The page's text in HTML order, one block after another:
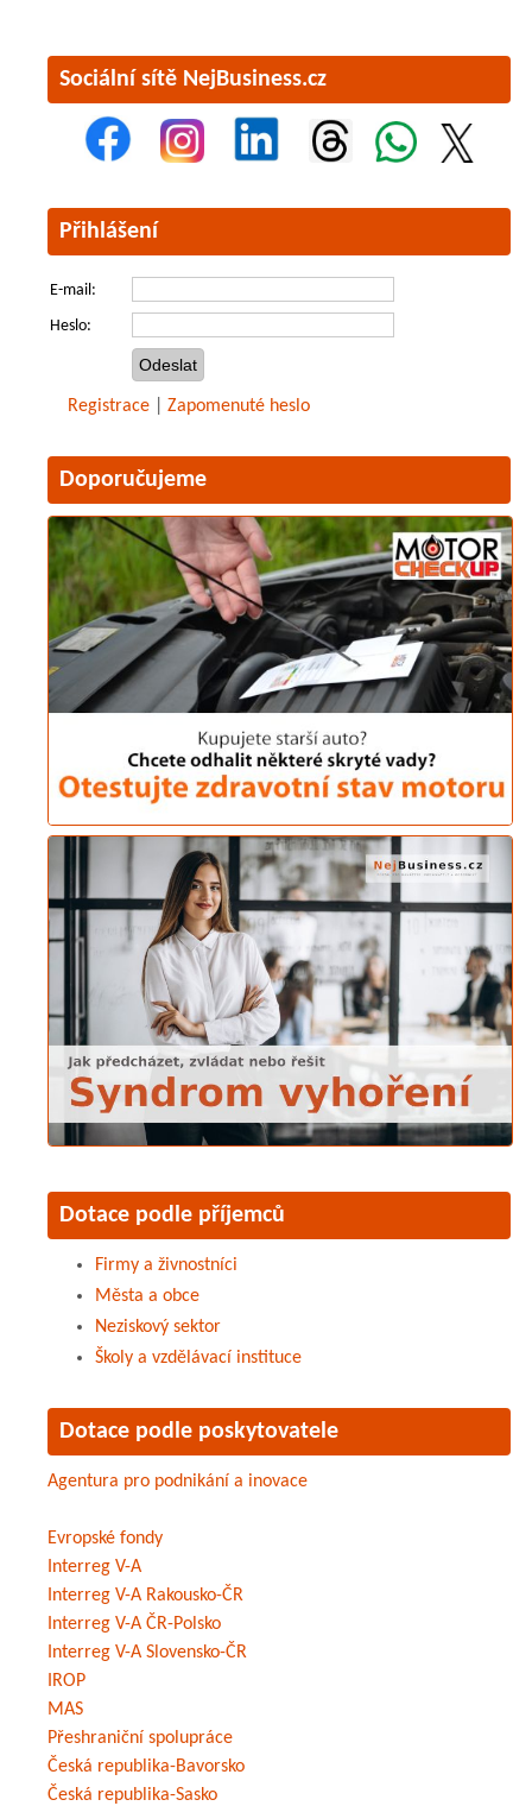
Sociální sítě NejBusiness.cz
Přihlášení
E-mail:
Heslo:
Registrace Zapomenuté heslo
Doporučujeme
Dotace podle příjemců
Firmy a živnostníci
Města a obce
Neziskový sektor
Školy a vzdělávací instituce
Dotace podle poskytovatele
Agentura pro podnikání a inovace
Evropské fondy
Interreg V-A
Interreg V-A Rakousko-ČR
Interreg V-A ČR-Polsko
Interreg V-A Slovensko-ČR
IROP
MAS
Přeshraniční spolupráce
Česká republika-Bavorsko
Česká republika-Sasko